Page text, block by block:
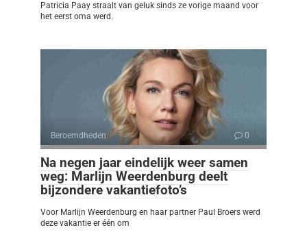
Patricia Paay straalt van geluk sinds ze vorige maand voor
het eerst oma werd.
Beroemdheden 0
Na negen jaar eindelijk weer samen
weg: Marlijn Weerdenburg deelt
bijzondere vakantiefoto’s
Voor Marlijn Weerdenburg en haar partner Paul Broers werd
deze vakantie er één om